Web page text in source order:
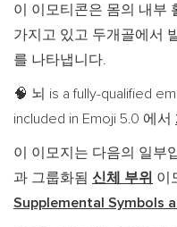
이 이모티콘은 몸의 내부
가지고 있고 두개골에서
를 나타냅니다.
🧠 뇌 is a fully-qualified
included in Emoji 5.0 에서
이 이모지는 다음의 일부
과 그룹화됨 신체 부위 이
Supplemental Symbols